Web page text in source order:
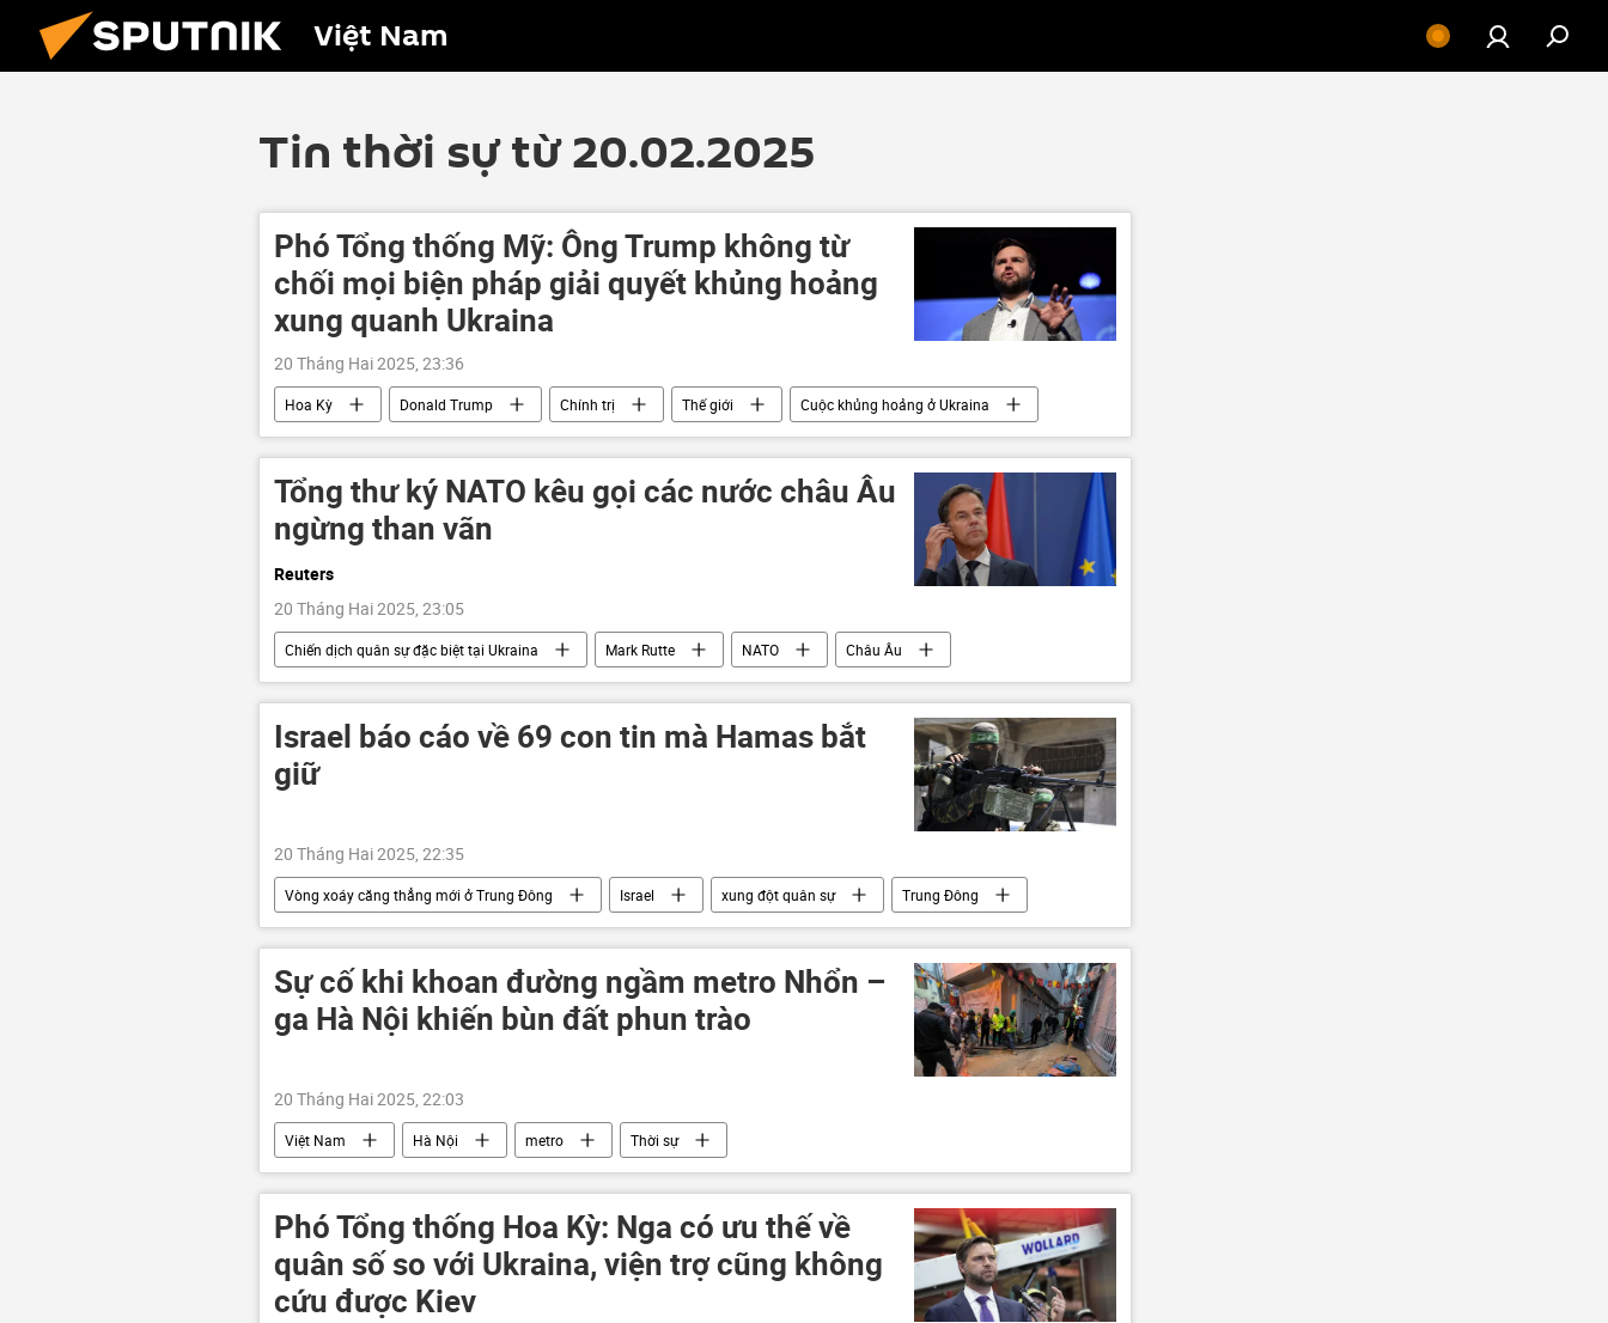
Việt Nam
Tin thời sự từ 20.02.2025
Phó Tổng thống Mỹ: Ông Trump không từ
chối mọi biện pháp giải quyết khủng hoảng
xung quanh Ukraina
20 Tháng Hai 2025, 23:36
Hoa Kỳ Donald Trump Chính trị Thế giới
Cuộc khủng hoảng ở Ukraina
Ukraina
Nga Châu Âu
Tổng thư ký NATO kêu gọi các nước châu Âu
ngừng than vãn
Reuters
20 Tháng Hai 2025, 23:05
Chiến dịch quân sự đặc biệt tại Ukraina Mark Rutte NATO
Châu Âu
Thế giới
Chính trị Cuộc khủng hoảng ở Ukraina
đàm phán
Báo chí thế giới
Israel báo cáo về 69 con tin mà Hamas bắt
giữ
20 Tháng Hai 2025, 22:35
Vòng xoáy căng thẳng mới ở Trung Đông Israel xung đột quân sự
Trung Đông
Thế giới
HAMAS Gaza Palestine
Sự cố khi khoan đường ngầm metro Nhổn –
ga Hà Nội khiến bùn đất phun trào
20 Tháng Hai 2025, 22:03
Việt Nam Hà Nội metro Thời sự
Phó Tổng thống Hoa Kỳ: Nga có ưu thế về
quân số so với Ukraina, viện trợ cũng không
cứu được Kiev